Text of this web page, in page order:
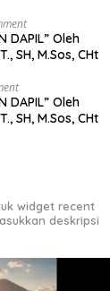
DAPIL” Oleh
SH, M.Sos, CHt
DAPIL” Oleh
SH, M.Sos, CHt
widget recent
deskripsi